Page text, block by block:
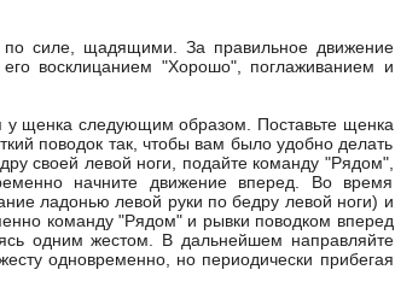
силе, щадящими. За правильное движение
восклицанием "Хорошо", поглаживанием и
у щенка следующим образом. Поставьте щенка
поводок так, чтобы вам было удобно делать
своей левой ноги, подайте команду "Рядом",
начните движение вперед. Во время
ладонью левой руки по бедру левой ноги) и
команду "Рядом" и рывки поводком вперед
одним жестом. В дальнейшем направляйте
одновременно, но периодически прибегая